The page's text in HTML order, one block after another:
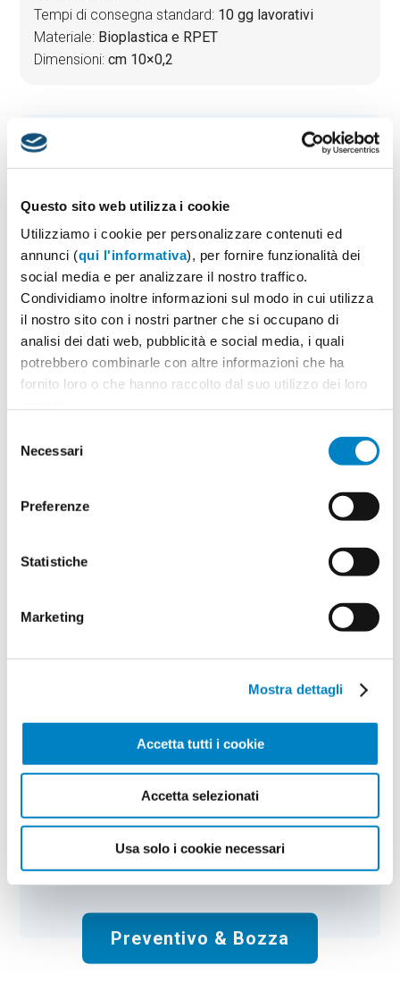
Questo sito web utilizza i cookie
Utilizziamo i cookie per personalizzare contenuti ed
annunci (qui l'informativa), per fornire funzionalità dei
social media e per analizzare il nostro traffico.
Condividiamo inoltre informazioni sul modo in cui utilizza
il nostro sito con i nostri partner che si occupano di
analisi dei dati web, pubblicità e social media, i quali
potrebbero combinarle con altre informazioni che ha
fornito loro o che hanno raccolto dal suo utilizzo dei loro
delNecessari
Preferenze
Statistiche
Marketing
Mostra dettagli
Accetta tutti i cookie
Accetta selezionati
Usa solo i cookie necessari
Tempi di consegna standard: 10 gg lavorativi
Materiale: Bioplastica e RPET
Dimensioni:cm 10×0,2
PREVENTIVO & BOZZA GRATUITA
Potrai indicare successivamente la suddivisione per
1 Seleziona il colore:
2 Quantità
Minimo: 100
Vuoi caricare il tuo logo o grafica adesso? Potrai
Riepilogo ordine:
Quantità:
100
Tempi di consegna:10 gg lavorativi
Spese di spedizione: Gratis
Totale: €21.00+ IVA
Preventivo & Bozza